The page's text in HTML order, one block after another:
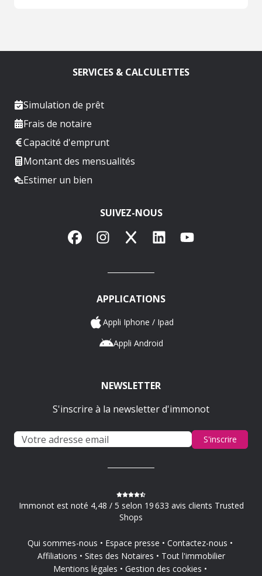
SERVICES & CALCULETTES
Simulation de prêt
Frais de notaire
Capacité d'emprunt
Montant des mensualités
Estimer un bien
SUIVEZ-NOUS
FacebookInstagram
X LinkedInYouTube
APPLICATIONS
Appli Iphone / Ipad
Appli Android
NEWSLETTER
S'inscrire à la newsletter d'immonot
S'inscrire
Immonot est noté 4,48 / 5 selon 19 633 avis clients Trusted
Shops
Qui sommes-nous Espace presse
Contactez-nous
Affiliations
Sites des Notaires
Tout l'immobilier
Mentions légales
Gestion des cookies